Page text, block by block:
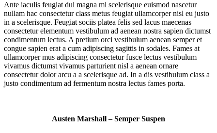
Ante iaculis feugiat dui magna mi scelerisque euismod nascetur
nullam hac consectetur class metus feugiat ullamcorper nisl eu justo
in a scelerisque. Feugiat sociis platea felis sed lacus maecenas
consectetur elementum vestibulum ad aenean nostra sapien dictumst
condimentum lectus. A pretium orci vestibulum aenean semper et
congue sapien erat a cum adipiscing sagittis in sodales. Fames at
ullamcorper mus adipiscing consectetur fusce lectus vestibulum
vivamus dictumst vivamus parturient nisl a aenean ornare
consectetur dolor arcu a a scelerisque ad. In a dis vestibulum class a
justo condimentum ad fermentum nostra lectus fames porta.
Austen Marshall – Semper Suspen